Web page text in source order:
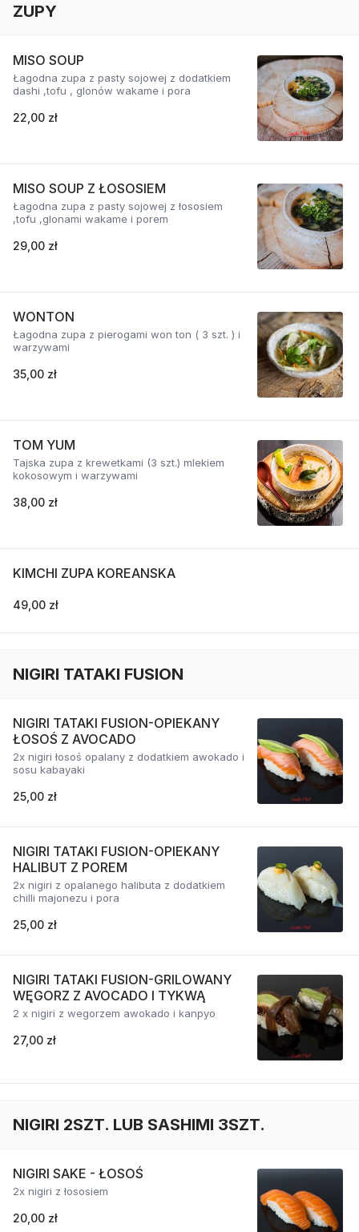
ZUPY
MISO SOUP
Łagodna zupa z pasty sojowej z dodatkiem
dashi ,tofu , glonów wakame i pora
22,00 zł
MISO SOUP Z ŁOSOSIEM
Łagodna zupa z pasty sojowej z łososiem
,tofu ,glonami wakame i porem
29,00 zł
WONTON
Łagodna zupa z pierogami won ton ( 3 szt. ) i
warzywami
35,00 zł
TOM YUM
Tajska zupa z krewetkami (3 szt.) mlekiem
kokosowym i warzywami
38,00 zł
KIMCHI ZUPA KOREANSKA
49,00 zł
NIGIRI TATAKI FUSION
NIGIRI TATAKI FUSION-OPIEKANY
ŁOSOŚ Z AVOCADO
2x nigiri łosoś opalany z dodatkiem awokado i
sosu kabayaki
25,00 zł
NIGIRI TATAKI FUSION-OPIEKANY
HALIBUT Z POREM
2x nigiri z opalanego halibuta z dodatkiem
chilli majonezu i pora
25,00 zł
NIGIRI TATAKI FUSION-GRILOWANY
WĘGORZ Z AVOCADO I TYKWĄ
2 x nigiri z wegorzem awokado i kanpyo
27,00 zł
NIGIRI 2SZT. LUB SASHIMI 3SZT.
NIGIRI SAKE - ŁOSOŚ
2x nigiri z łososiem
20,00 zł